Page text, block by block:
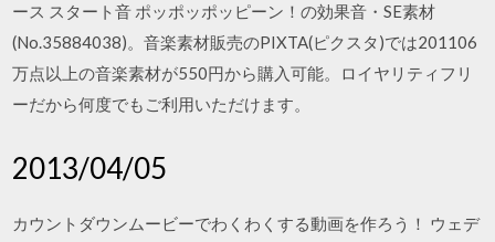
ース スタート音 ポッポッポッピーン！の効果音・SE素材
(No.35884038)。音楽素材販売のPIXTA(ピクスタ)では201106
万点以上の音楽素材が550円から購入可能。ロイヤリティフリ
ーだから何度でもご利用いただけます。
2013/04/05
カウントダウンムービーでわくわくする動画を作ろう！ ウェデ